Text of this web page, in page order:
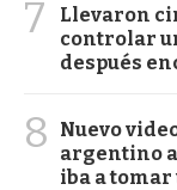
7
Llevaron
controlar
después
8
Nuevo
argentino
iba a